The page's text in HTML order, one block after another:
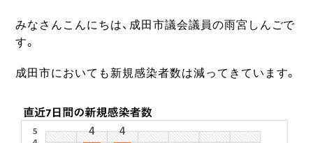
みなさんこんにちは、成田市議会議員の雨宮しんごで
す。
成田市においても新規感染者数は減ってきています。